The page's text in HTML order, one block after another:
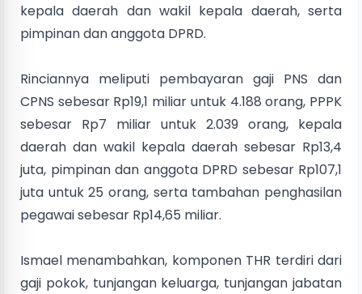
kepala daerah dan wakil kepala daerah, serta
pimpinan dan anggota DPRD.
Rinciannya meliputi pembayaran gaji PNS dan
CPNS sebesar Rp19,1 miliar untuk 4.188 orang, PPPK
sebesar Rp7 miliar untuk 2.039 orang, kepala
daerah dan wakil kepala daerah sebesar Rp13,4
juta, pimpinan dan anggota DPRD sebesar Rp107,1
juta untuk 25 orang, serta tambahan penghasilan
pegawai sebesar Rp14,65 miliar.
Ismael menambahkan, komponen THR terdiri dari
gaji pokok, tunjangan keluarga, tunjangan jabatan